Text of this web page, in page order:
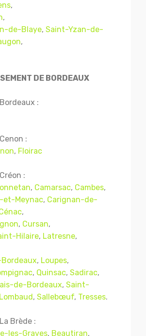
,
,
de-Blaye, Saint-Yzan-de-
,
DE BORDEAUX
:
:
, Floirac
:
, Camarsac, Cambes,
et-Meynac, Carignan-de-
,
, Cursan,
Hilaire, Latresne,
, Loupes,
, Quinsac, Sadirac,
de-Bordeaux, Saint-
, Sallebœuf, Tresses.
Brède :
les-Graves, Beautiran,